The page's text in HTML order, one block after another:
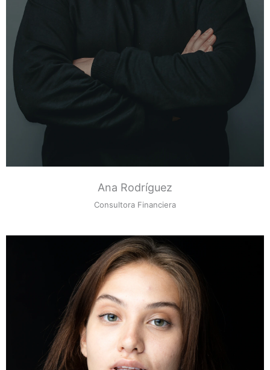
Ana Rodríguez
Consultora Financiera